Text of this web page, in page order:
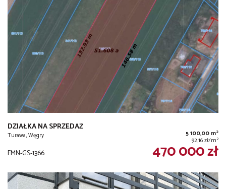
DZIAŁKA NA SPRZEDAŻ
Turawa, Węgry 5 100,00 m2
92,16 zł/m2
FMN-GS-1366 470 000 zł